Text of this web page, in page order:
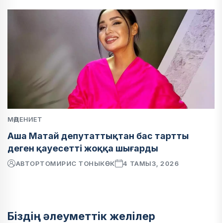
МӘДЕНИЕТ
Аша Матай депутаттықтан бас тартты
деген қауесетті жоққа шығарды
АВТОРТОМИРИС ТОНЫКӨК 4 ТАМЫЗ, 2026
Біздің әлеуметтік желілер